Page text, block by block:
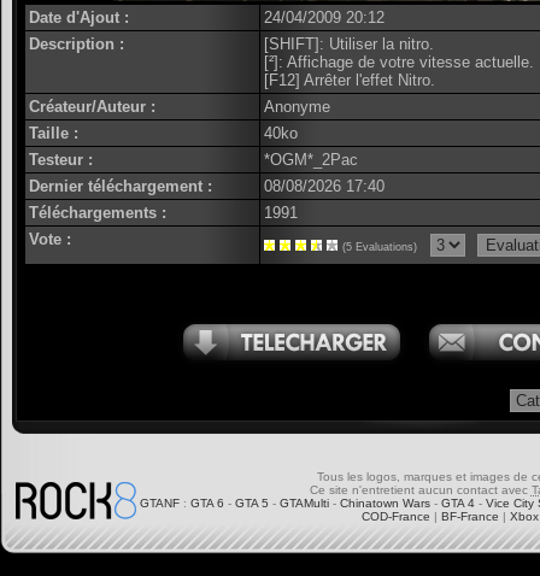
Date d'Ajout :
24/04/2009 20:12
Description :
[SHIFT]: Utiliser la nitro.
[²]: Affichage de votre vitesse actuelle.
[F12] Arrêter l'effet Nitro.
Créateur/Auteur :
Anonyme
Taille :
40ko
Testeur :
*OGM*_2Pac
Dernier téléchargement :
08/08/2026 17:40
Téléchargements :
1991
Vote :
(5 Evaluations)
Tous les logos, marques et images de
Ce site n'entretient aucun contact avec
GTANF : GTA 6 - GTA 5 - GTAMulti - Chinatown Wars - GTA 4 - Vice City
COD-France | BF-France |